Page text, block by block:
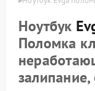
Ноутбук
Поломка
залипание,